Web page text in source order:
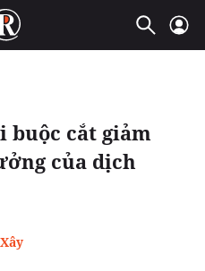
buộc cắt giảm
của dịch